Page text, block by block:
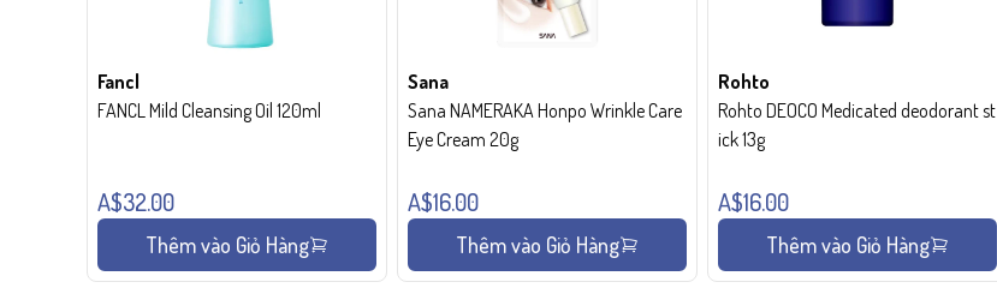
Fancl
FANCL Mild Cleansing Oil 120ml
A$32.00
Thêm vào Giỏ Hàng
Sana
Sana NAMERAKA Honpo Wrinkle Care
Eye Cream 20g
A$16.00
Thêm vào Giỏ Hàng
Rohto
Rohto DEOCO Medicated deodorant st
ick 13g
A$16.00
Thêm vào Giỏ Hàng